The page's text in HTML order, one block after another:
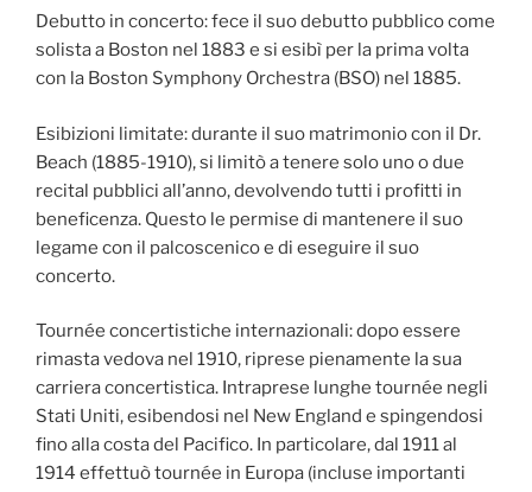
Debutto in concerto: fece il suo debutto pubblico come
solista a Boston nel 1883 e si esibì per la prima volta
con la Boston Symphony Orchestra (BSO) nel 1885.
Esibizioni limitate: durante il suo matrimonio con il Dr.
Beach (1885-1910), si limitò a tenere solo uno o due
recital pubblici all’anno, devolvendo tutti i profitti in
beneficenza. Questo le permise di mantenere il suo
legame con il palcoscenico e di eseguire il suo
concerto.
Tournée concertistiche internazionali: dopo essere
rimasta vedova nel 1910, riprese pienamente la sua
carriera concertistica. Intraprese lunghe tournée negli
Stati Uniti, esibendosi nel New England e spingendosi
fino alla costa del Pacifico. In particolare, dal 1911 al
1914 effettuò tournée in Europa (incluse importanti